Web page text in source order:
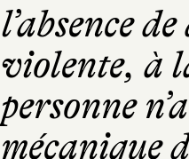
l’absence
violente, à
personne
mécanique